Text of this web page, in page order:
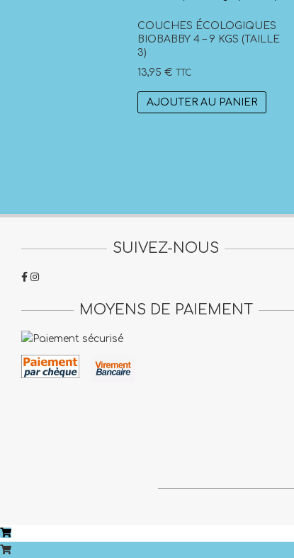
COUCHES ÉCOLOGIQUES
BIOBABBY 4 – 9 KGS (TAILLE
3)
13,95€ TTC
AJOUTER AU PANIER
SUIVEZ-NOUS
MOYENS DE PAIEMENT